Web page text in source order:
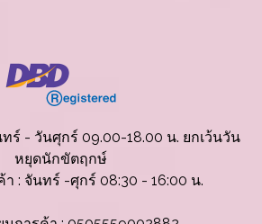
ร์ - วันศุกร์ 09.00-18.00 น. ยกเว้นวัน
หยุดนักขัตฤกษ์
า : จันทร์ -ศุกร์ 08:30 - 16:00 น.